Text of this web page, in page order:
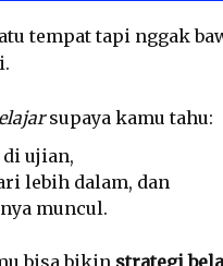
tempat tapi nggak
supaya kamu tahu:
ujian,
lebih dalam, dan
muncul.
bisa bikin strategi